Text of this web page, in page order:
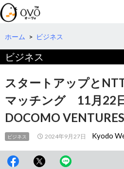
検
索
コ
テ
へ
動
ホーム > ビジネス
ビジネス
スタートアップと
マッチング 11月22
DOCOMO
ビジネス 2024年9月27日 Kyodo